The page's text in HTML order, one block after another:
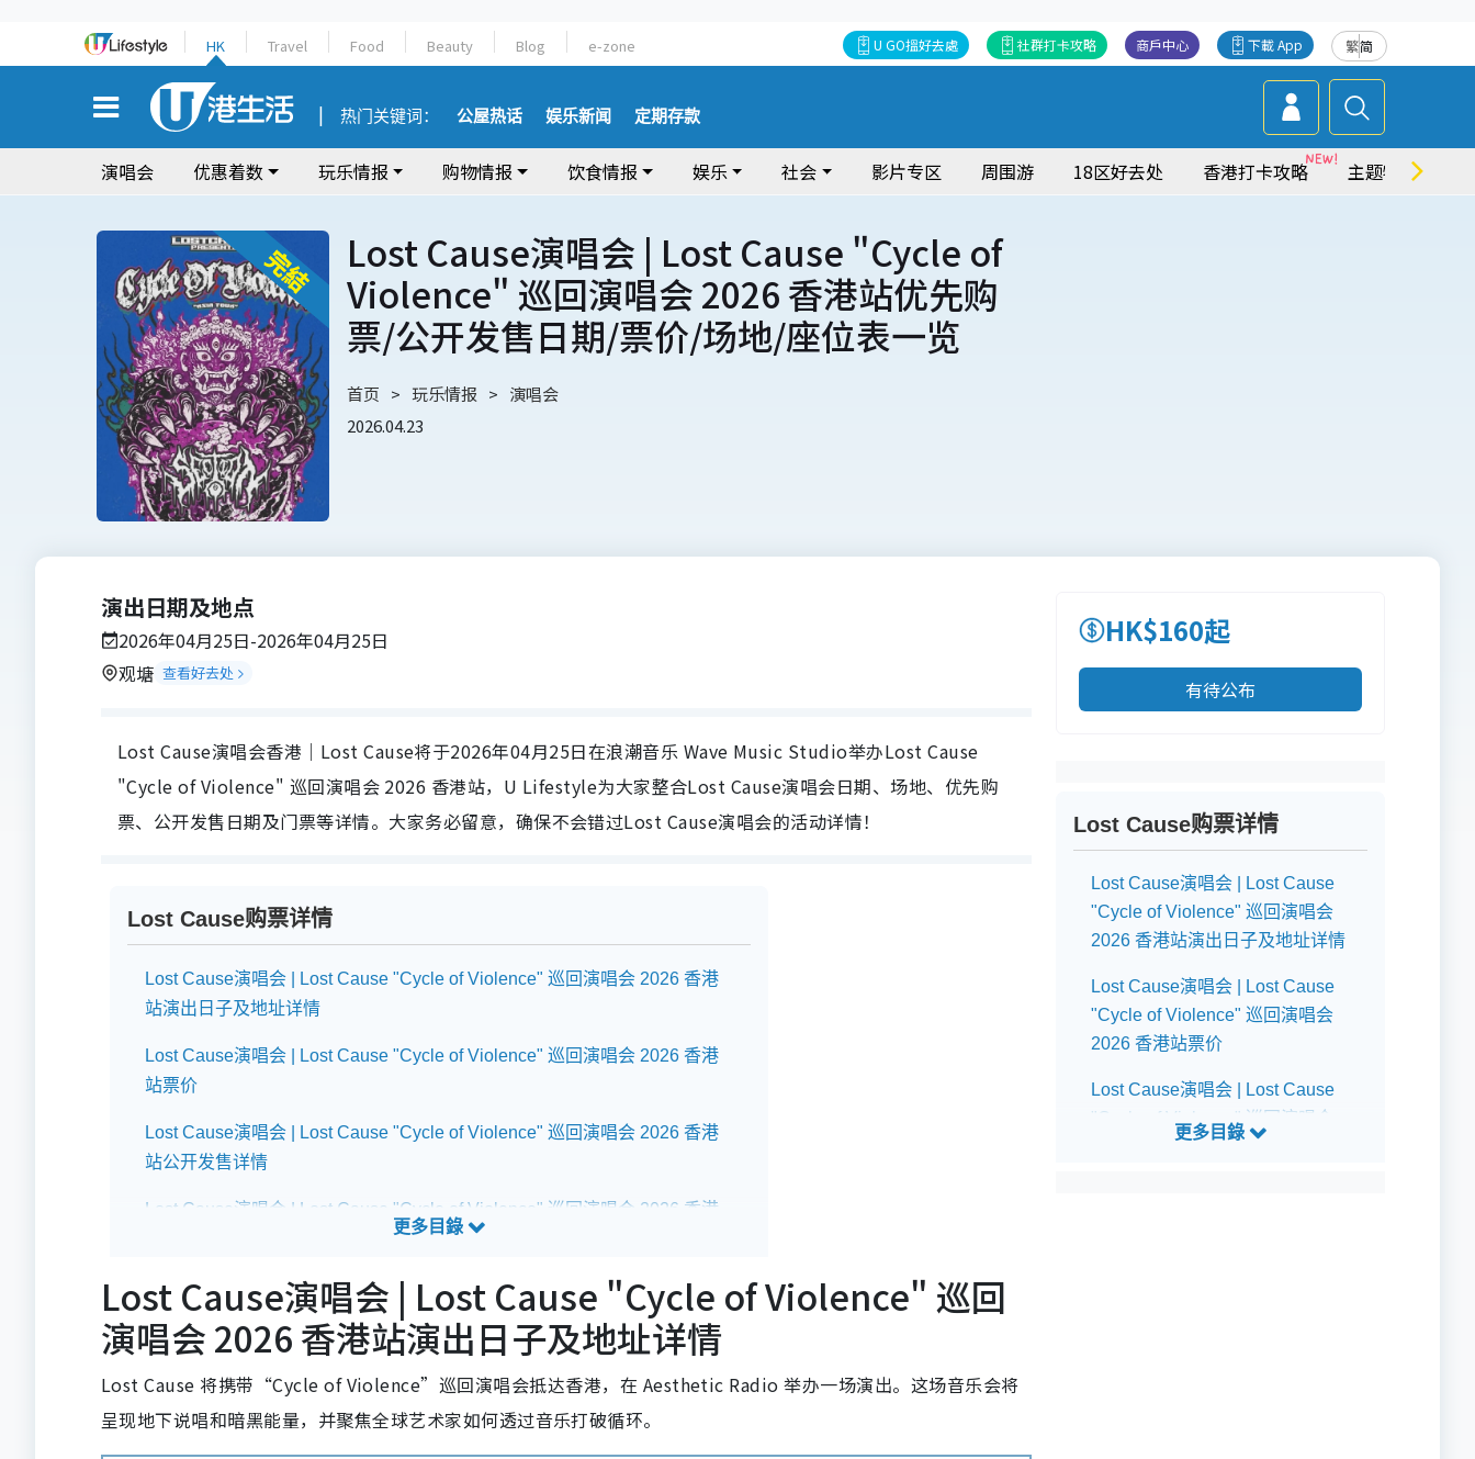
HK Travel Food Beauty Blog e-zone 繁简
下載 App
商戶中心
社群打卡攻略
U GO搵好去處
热门关键词： 公屋热话 娱乐新闻 定期存款
演唱会 优惠着数 玩乐情报 购物情报 饮食情报 娱乐 社会 影片专区 周围游 18区好去处 香港打卡攻略 主题特集
Lost Cause演唱会 | Lost Cause "Cycle of
Violence" 巡回演唱会 2026 香港站优先购
票/公开发售日期/票价/场地/座位表一览
首页 玩乐情报
演唱会
2026.04.23
演出日期及地点
2026年04月25日-2026年04月25日
观塘 查看好去处
Lost Cause演唱会香港｜Lost Cause将于2026年04月25日在浪潮音乐 Wave Music Studio举办Lost Cause
"Cycle of Violence" 巡回演唱会 2026 香港站，U Lifestyle为大家整合Lost Cause演唱会日期、场地、优先购
票、公开发售日期及门票等详情。大家务必留意，确保不会错过Lost Cause演唱会的活动详情！
Lost Cause购票详情
Lost Cause演唱会 | Lost Cause "Cycle of Violence" 巡回演唱会 2026 香港
站演出日子及地址详情
Lost Cause演唱会 | Lost Cause "Cycle of Violence" 巡回演唱会 2026 香港
站票价
Lost Cause演唱会 | Lost Cause "Cycle of Violence" 巡回演唱会 2026 香港
站公开发售详情
Lost Cause演唱会 | Lost Cause "Cycle of Violence" 巡回演唱会 2026 香港
Lost Cause演唱会 | Lost Cause "Cycle of Violence" 巡回
演唱会 2026 香港站演出日子及地址详情
Lost Cause 将携带“Cycle of Violence”巡回演唱会抵达香港，在 Aesthetic Radio 举办一场演出。这场音乐会将
呈现地下说唱和暗黑能量，并聚焦全球艺术家如何透过音乐打破循环。
HK$160起
有待公布
Lost Cause购票详情
Lost Cause演唱会 | Lost Cause
"Cycle of Violence" 巡回演唱会
2026 香港站演出日子及地址详情
Lost Cause演唱会 | Lost Cause
"Cycle of Violence" 巡回演唱会
2026 香港站票价
Lost Cause演唱会 | Lost Cause
"Cycle of Violence" 巡回演唱会
2026 香港站公开发售详情